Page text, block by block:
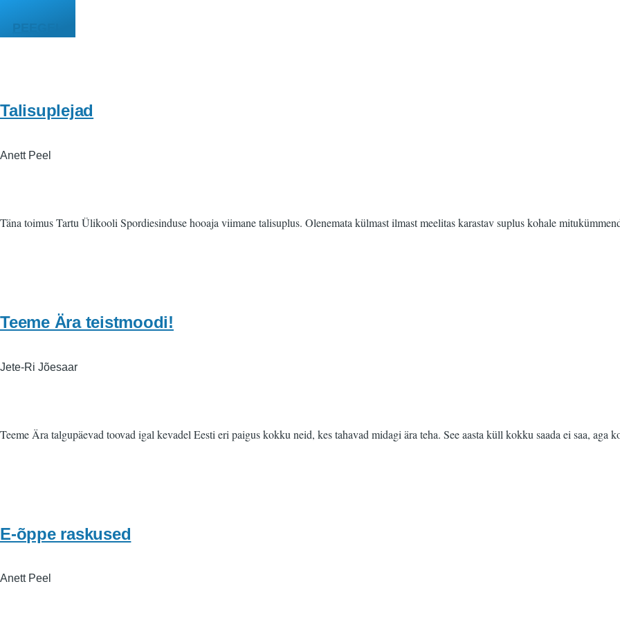
PEEGEL
Talisuplejad
Anett Peel
Täna toimus Tartu Ülikooli Spordiesinduse hooaja viimane talisuplus. Olenemata külmast ilmast meelitas karastav suplus kohale
Teeme Ära teistmoodi!
Jete-Ri Jõesaar
Teeme Ära talgupäevad toovad igal kevadel Eesti eri paigus kokku neid, kes tahavad midagi ära teha. See aasta küll kokku saada ei saa, aga
E-õppe raskused
Anett Peel